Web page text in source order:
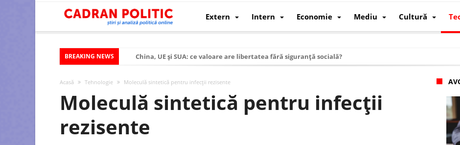
Extern Intern Economie Mediu Cultură
BREAKING NEWS
China, UE și SUA: ce valoare are libertatea fără siguranță socială?
Modelul economic al Chinei: cum a devenit atelierul lumii și rivalul economic al SUA
Modelul economic al Rusiei: de ce rezistă?
Acasă Tehnologie Moleculă sintetică pentru infecții rezisente
Moleculă sintetică pentru infecții
rezisente